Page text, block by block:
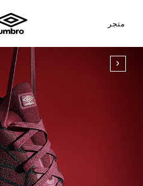
متجر
فيلوسيتا
الخيميائي